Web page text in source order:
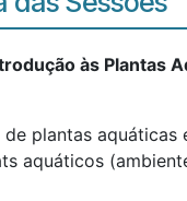
às Plantas
plantas aquáticas
aquáticos